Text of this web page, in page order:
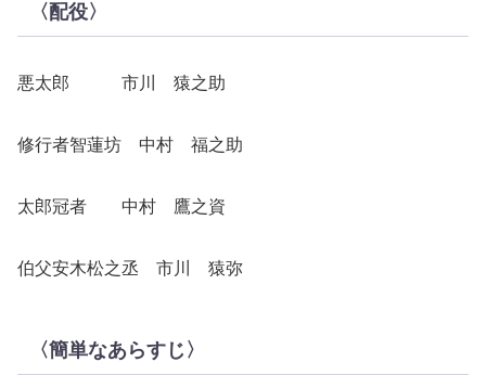
〈配役〉
悪太郎 市川 猿之助
修行者智蓮坊 中村 福之助
太郎冠者 中村 鷹之資
伯父安木松之丞 市川 猿弥
〈簡単なあらすじ〉